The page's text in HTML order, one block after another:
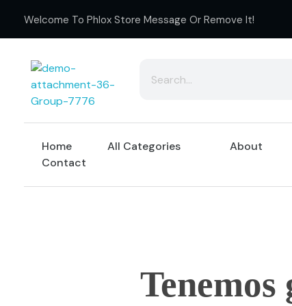
Welcome To Phlox Store Message Or Remove It!
Home All Categories About
Contact